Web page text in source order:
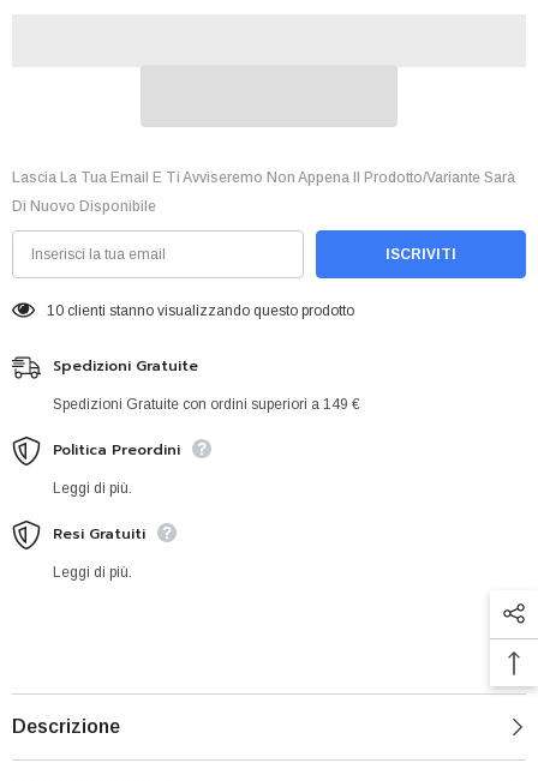
Lascia La Tua Email E Ti Avviseremo Non Appena Il Prodotto/variante Sarà
Di Nuovo Disponibile
ISCRIVITI
10 clienti stanno visualizzando questo prodotto
Spedizioni Gratuite
Spedizioni Gratuite con ordini superiori a 149 €
Politica Preordini
Leggi di più.
Resi Gratuiti
Leggi di più.
Descrizione